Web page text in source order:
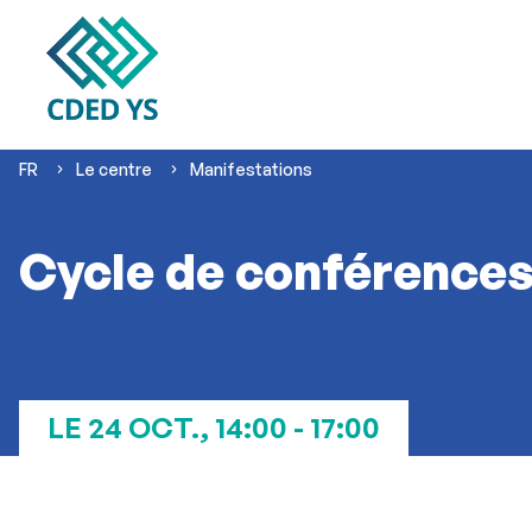
Vous
FR Le centre Manifestations
Cycle de
LE 24 OCT., 14:00 - 17:00